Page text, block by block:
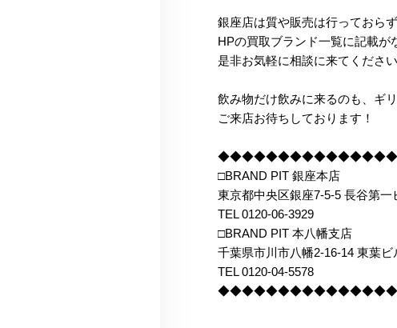
銀座店は質や販売は行っておら
HPの買取ブランド一覧に記載
是非お気軽に相談に来てください
飲み物だけ飲みに来るのも、ギ
ご来店お待ちしております！
□BRAND PIT 銀座本店
東京都中央区銀座7-5-5 長谷第一
TEL 0120-06-3929
□BRAND PIT 本八幡支店
千葉県市川市八幡2-16-14 東葉ビ
TEL 0120-04-5578